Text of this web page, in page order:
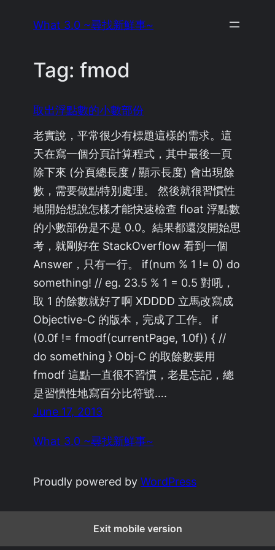
What 3.0 ~尋找新鮮事~
Tag:fmod
取出浮點數的小數部份
老實說，平常很少有標題這樣的需求。這
天在寫一個分頁計算程式，其中最後一頁
除下來 (分頁總長度 / 顯示長度) 會出現餘
數，需要做點特別處理。 然後就很習慣性
地開始想說怎樣才能快速檢查 float 浮點數
的小數部份是不是 0.0。結果都還沒開始思
考，就剛好在 StackOverflow 看到一個
Answer，只有一行。 if(num % 1 != 0) do
something! // eg. 23.5 % 1 = 0.5 對吼，
取 1 的餘數就好了啊 XDDDD 立馬改寫成
Objective-C 的版本，完成了工作。 if
(0.0f != fmodf(currentPage, 1.0f)) { //
do something } Obj-C 的取餘數要用
fmodf 這點一直很不習慣，老是忘記，總
是習慣性地寫百分比符號….
June 17, 2013
What 3.0 ~尋找新鮮事~
Proudly powered byWordPress
Exit mobile version